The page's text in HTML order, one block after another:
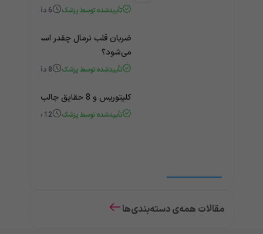
تأییدشده توسط پزشک 6 دقیقه
ضربان قلب نرمال چقدر است؟ چه
می‌شود؟
تأییدشده توسط پزشک 8 دقیقه
کلیتوریس و 8 حقایق جالب و باورنکردنی درباره آن
تأییدشده توسط پزشک 12 دقیقه
مقالات همه‌ی دسته‌بندی‌ها